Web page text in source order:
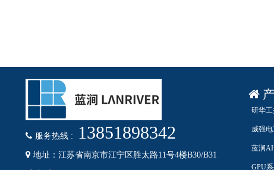
服务热线 : 13851898342
地址：江苏省南京市江宁区胜太路11号4楼B30/B31
研华
威强
蓝涧
GPU系